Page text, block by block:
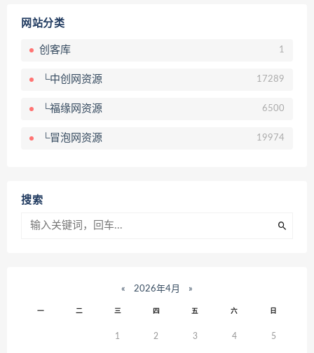
网站分类
创客库 1
└中创网资源 17289
└福缘网资源 6500
└冒泡网资源 19974
搜索
« 2026年4月 »
一 二 三 四 五 六 日
1 2 3 4 5